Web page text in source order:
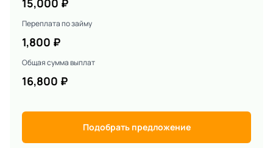
15,000 ₽
Переплата по займу
1,800 ₽
Общая сумма выплат
16,800 ₽
Подобрать предложение